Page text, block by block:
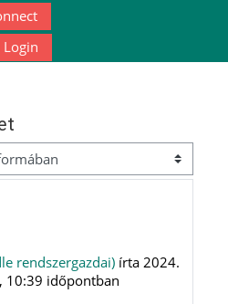
support
rendszergazdai) írta 2024.
10:39 időpontban